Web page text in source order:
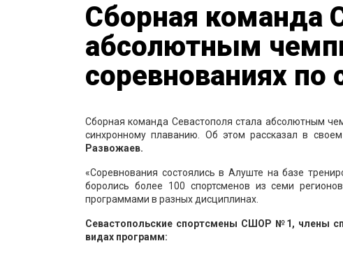
Сборная команда
абсолютным
соревнованиях
Сборная команда Севастополя стала абсолютным
синхронному плаванию. Об этом рассказал в
Развожаев.
«Соревнования состоялись в Алуште на базе
боролись более 100 спортсменов из семи
программами в разных дисциплинах.
Севастопольские спортсмены СШОР №1, члены
видах программ: